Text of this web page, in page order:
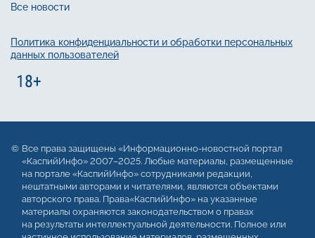
Все новости
Политика конфиденциальности и обработки персональных
данных пользователей
Все права защищены «Информационно-новостной портал
«КаспийИнфо» 2007–2025. Любые материалы, размещенные
на портале «КаспийИнфо» сотрудниками редакции,
нештатными авторами и читателями, являются объектами
авторского права. Права«КаспийИнфо» на указанные
материалы охраняются законодательством о правах
на результаты интеллектуальной деятельности. Полное или